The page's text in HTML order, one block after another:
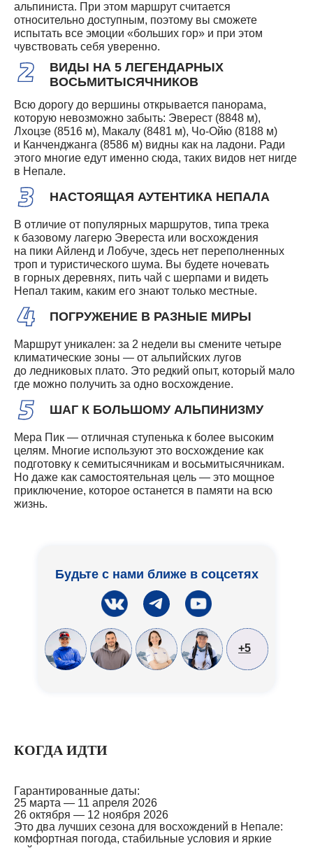
альпиниста. При этом маршрут считается
относительно доступным, поэтому вы сможете
испытать все эмоции «больших гор» и при этом
чувствовать себя уверенно.
ВИДЫ НА 5 ЛЕГЕНДАРНЫХ
ВОСЬМИТЫСЯЧНИКОВ
Всю дорогу до вершины открывается панорама,
которую невозможно забыть: Эверест (8848 м),
Лхоцзе (8516 м), Макалу (8481 м), Чо-Ойю (8188 м)
и Канченджанга (8586 м) видны как на ладони. Ради
этого многие едут именно сюда, таких видов нет нигде
в Непале.
НАСТОЯЩАЯ АУТЕНТИКА НЕПАЛА
В отличие от популярных маршрутов, типа трека
к базовому лагерю Эвереста или восхождения
на пики Айленд и Лобуче, здесь нет переполненных
троп и туристического шума. Вы будете ночевать
в горных деревнях, пить чай с шерпами и видеть
Непал таким, каким его знают только местные.
ПОГРУЖЕНИЕ В РАЗНЫЕ МИРЫ
Маршрут уникален: за 2 недели вы смените четыре
климатические зоны — от альпийских лугов
до ледниковых плато. Это редкий опыт, который мало
где можно получить за одно восхождение.
ШАГ К БОЛЬШОМУ АЛЬПИНИЗМУ
Мера Пик — отличная ступенька к более высоким
целям. Многие используют это восхождение как
подготовку к семитысячникам и восьмитысячникам.
Но даже как самостоятельная цель — это мощное
приключение, которое останется в памяти на всю
жизнь.
Будьте с нами ближе в соцсетях
+5
КОГДА ИДТИ
Гарантированные даты:
25 марта — 11 апреля 2026
26 октября — 12 ноября 2026
Это два лучших сезона для восхождений в Непале:
комфортная погода, стабильные условия и яркие